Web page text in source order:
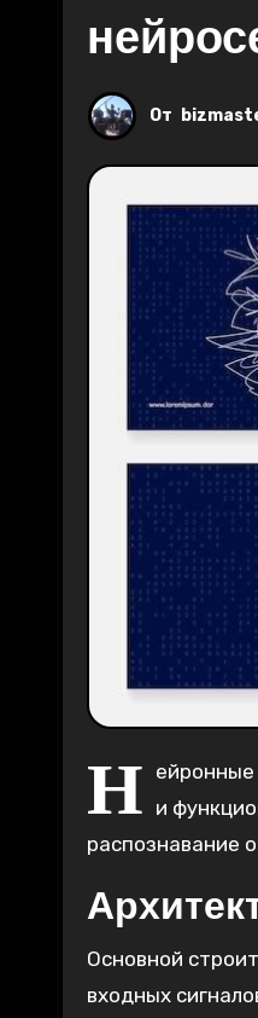
От
Н ейронные
и
распознавание
Основной
входных